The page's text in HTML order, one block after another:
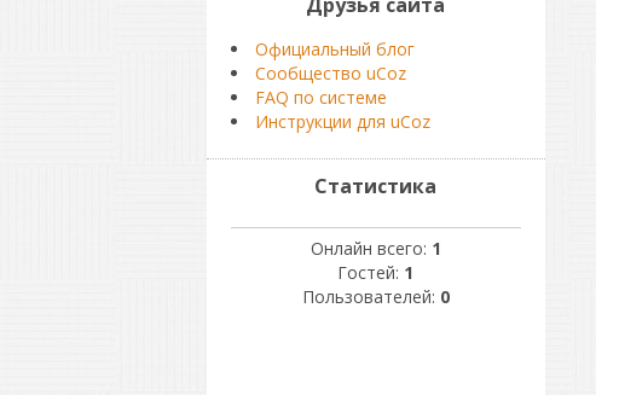
Официальный блог
Сообщество uCoz
FAQ по системе
Инструкции для uCoz
Статистика
Онлайн всего: 1
Гостей: 1
Пользователей: 0